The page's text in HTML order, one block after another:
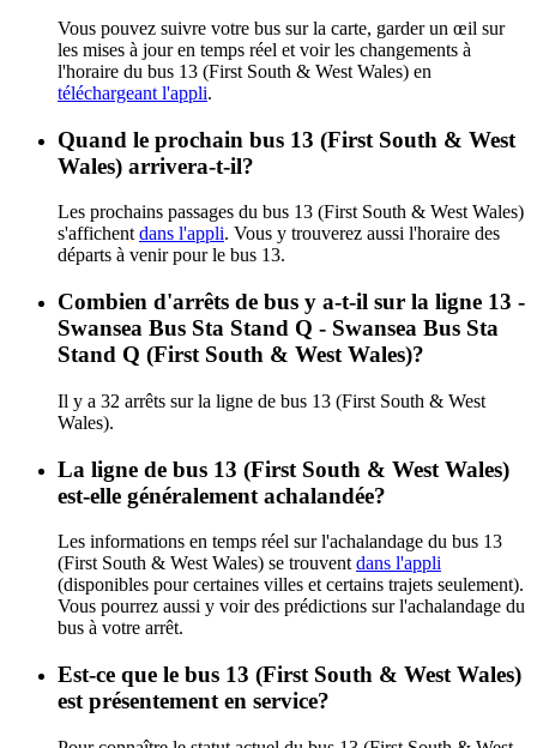
Vous pouvez suivre votre bus sur la carte, garder un œil sur
les mises à jour en temps réel et voir les changements à
l'horaire du bus 13 (First South & West Wales) en
téléchargeant l'appli.
Quand le prochain bus 13 (First South & West
Wales) arrivera-t-il?
Les prochains passages du bus 13 (First South & West Wales)
s'affichent dans l'appli. Vous y trouverez aussi l'horaire des
départs à venir pour le bus 13.
Combien d'arrêts de bus y a-t-il sur la ligne 13 -
Swansea Bus Sta Stand Q - Swansea Bus Sta
Stand Q (First South & West Wales)?
Il y a 32 arrêts sur la ligne de bus 13 (First South & West
Wales).
La ligne de bus 13 (First South & West Wales)
est-elle généralement achalandée?
Les informations en temps réel sur l'achalandage du bus 13
(First South & West Wales) se trouvent dans l'appli
(disponibles pour certaines villes et certains trajets seulement).
Vous pourrez aussi y voir des prédictions sur l'achalandage du
bus à votre arrêt.
Est-ce que le bus 13 (First South & West Wales)
est présentement en service?